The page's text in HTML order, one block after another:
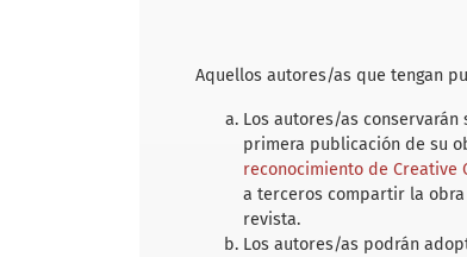
Aquellos autores/as que tengan
Los autores/as
primera publicación de su
reconocimiento de Creative
a terceros compartir la
revista.
Los autores/as podrán